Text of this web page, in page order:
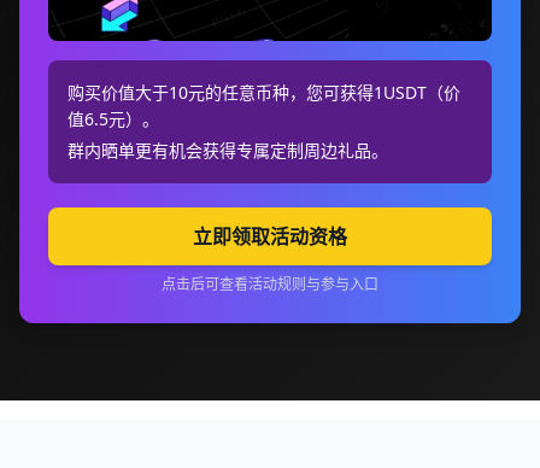
购买价值大于10元的任意币种，您可获得1USDT（价
值6.5元）。
群内晒单更有机会获得专属定制周边礼品。
立即领取活动资格
点击后可查看活动规则与参与入口